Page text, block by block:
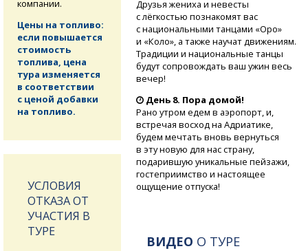
Друзья жениха и невесты
с лёгкостью познакомят вас
с национальными танцами «Оро»
и «Коло», а также научат движениям.
Традиции и национальные танцы
будут сопровождать ваш ужин весь
вечер!
День 8. Пора домой!
Рано утром едем в аэропорт, и,
встречая восход на Адриатике,
будем мечтать вновь вернуться
в эту новую для нас страну,
подарившую уникальные пейзажи,
гостеприимство и настоящее
ощущение отпуска!
ВИДЕО О ТУРЕ
компании.
Цены на топливо:
если повышается
стоимость
топлива, цена
тура изменяется
в соответствии
с ценой добавки
на топливо.
УСЛОВИЯ
ОТКАЗА ОТ
УЧАСТИЯ В
ТУРЕ